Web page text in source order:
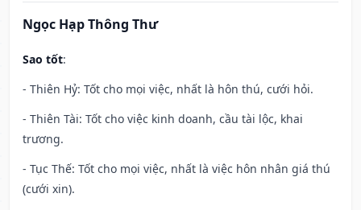
Ngọc Hạp Thông Thư
Sao tốt:
- Thiên Hỷ: Tốt cho mọi việc, nhất là hôn thú, cưới hỏi.
- Thiên Tài: Tốt cho việc kinh doanh, cầu tài lộc, khai
trương.
- Tục Thế: Tốt cho mọi việc, nhất là việc hôn nhân giá thú
(cưới xin).